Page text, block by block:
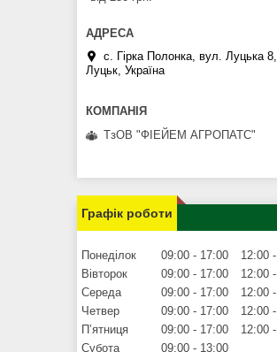
с. Гірка Полонка, вул. Луцька 8,
Луцьк, Україна
ТзОВ "ФІЕЙЕМ АГРОПАТС"
Графік роботи
Понеділок 09:00 17:00 12:00
Вівторок
09:00 17:00 12:00
Середа
09:00 17:00 12:00
Четвер
09:00 17:00 12:00
Пʼятниця
09:00 17:00 12:00
Субота
09:00 13:00